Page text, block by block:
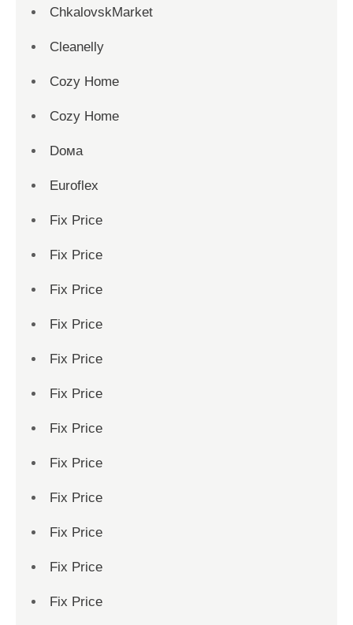
ChkalovskMarket
Cleanelly
Cozy Home
Cozy Home
Dома
Euroflex
Fix Price
Fix Price
Fix Price
Fix Price
Fix Price
Fix Price
Fix Price
Fix Price
Fix Price
Fix Price
Fix Price
Fix Price